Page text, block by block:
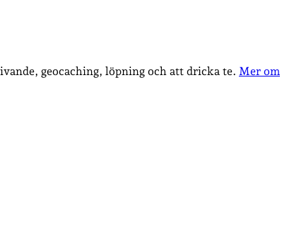
geocaching, löpning och att dricka te. Mer om